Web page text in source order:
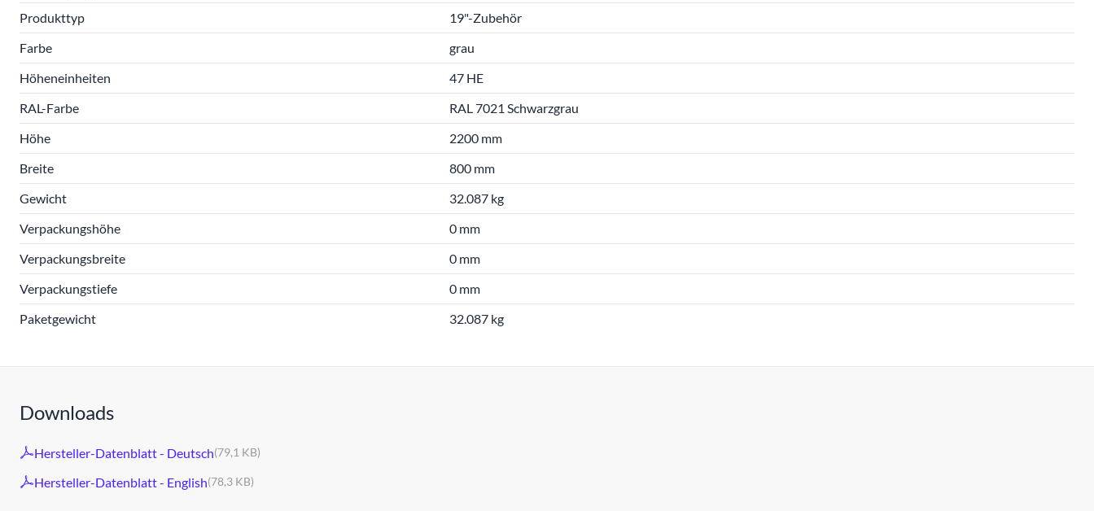
Produkttyp
19"-Zubehör
Farbe
grau
Höheneinheiten
47 HE
RAL-Farbe
RAL 7021 Schwarzgrau
Höhe
2200 mm
Breite
800 mm
Gewicht
32.087 kg
Verpackungshöhe
0 mm
Verpackungsbreite
0 mm
Verpackungstiefe
0 mm
Paketgewicht
32.087 kg
Downloads
Hersteller-Datenblatt - Deutsch(79,1 KB)
Hersteller-Datenblatt - English(78,3 KB)